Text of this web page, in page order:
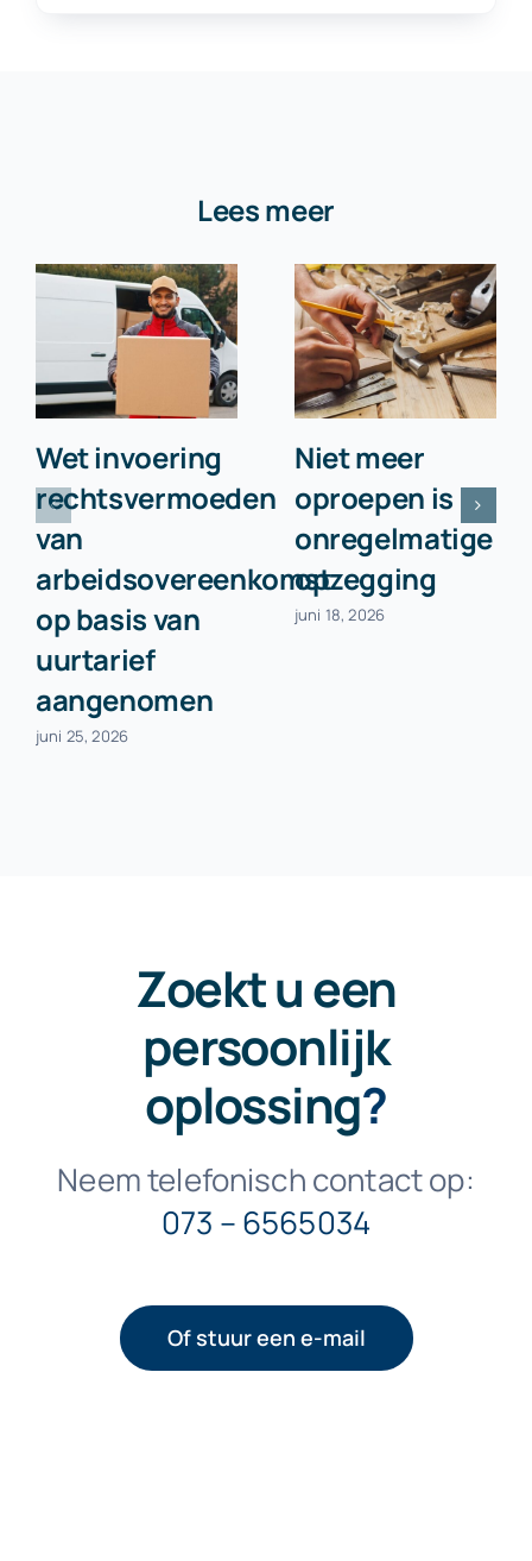
Lees meer
Wet invoering
rechtsvermoeden
van
arbeidsovereenkomst
op basis van
uurtarief
aangenomen
juni 25, 2026
Niet meer
oproepen is
onregelmatige
opzegging
juni 18, 2026
Zoekt u een
persoonlijk
oplossing?
Neem telefonisch contact op:
073 – 6565034
Of stuur een e-mail